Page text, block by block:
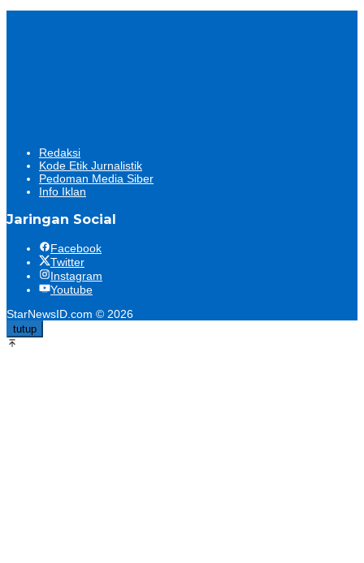
Redaksi
Kode Etik Jurnalistik
Pedoman Media Siber
Info Iklan
Jaringan Social
Facebook
Twitter
Instagram
Youtube
StarNewsID.com © 2026
tutup